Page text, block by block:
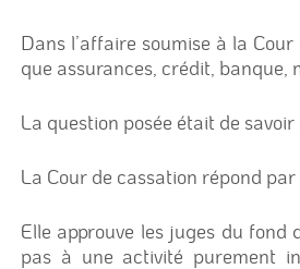
Dans l’affaire soumise à la
que assurances, crédit, banque,
La question posée était de
La Cour de cassation répond par
Elle approuve les juges du fond
pas à une activité purement